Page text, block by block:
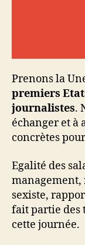
Prenons la
premiers
journalistes.
échanger et à
concrètes
Egalité des
sexiste,
fait partie des
cette journée.